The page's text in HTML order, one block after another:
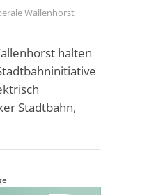
Wallenhorst
halten
Stadtbahn,